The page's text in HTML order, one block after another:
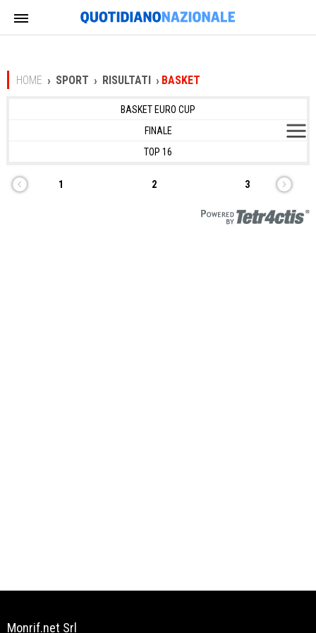
HOME SPORT RISULTATI BASKET
BASKET EURO CUP
FINALE
TOP 16
1 2 3
Monrif.net Srl